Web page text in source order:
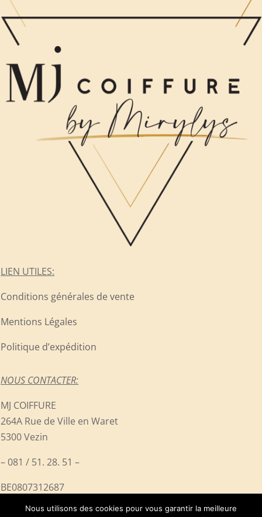
LIEN UTILES:
Conditions générales de vente
Mentions Légales
Politique d’expédition
NOUS CONTACTER:
MJ COIFFURE
264A Rue de Ville en Waret
5300 Vezin
– 081 / 51. 28. 51 –
BE0807312687
Nous utilisons des cookies pour vous garantir la meilleure